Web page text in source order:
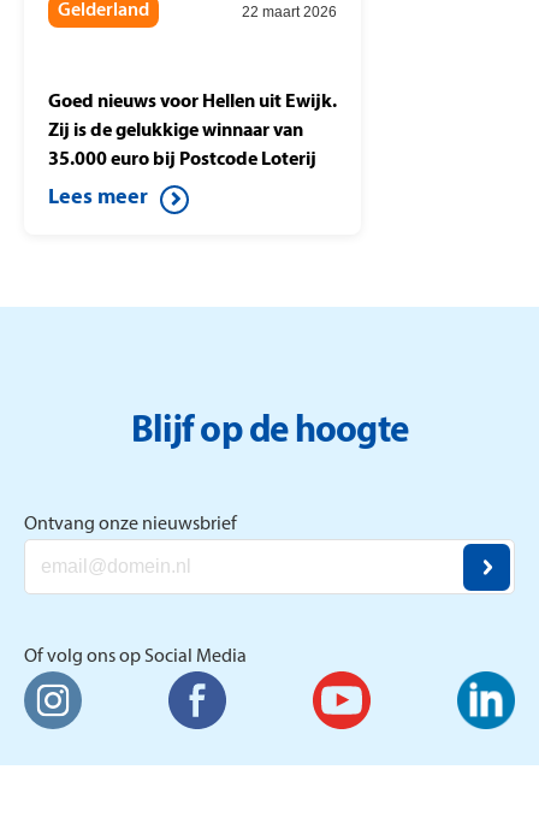
Miljoenenjacht
Gelderland 22 maart 2026
Goed nieuws voor Hellen uit Ewijk.
Zij is de gelukkige winnaar van
35.000 euro bij Postcode Loterij
Miljoenenjacht. Ze speelt de halve
finale tegen Berteld uit Gorssel en
Lees meer
Blijf op de hoogte
Ontvang onze nieuwsbrief
Of volg ons op Social Media